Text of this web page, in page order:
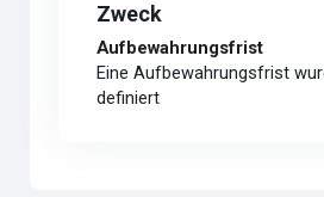
Zweck
Aufbewahrungsfrist
Eine Aufbewahrungsfrist
definiert